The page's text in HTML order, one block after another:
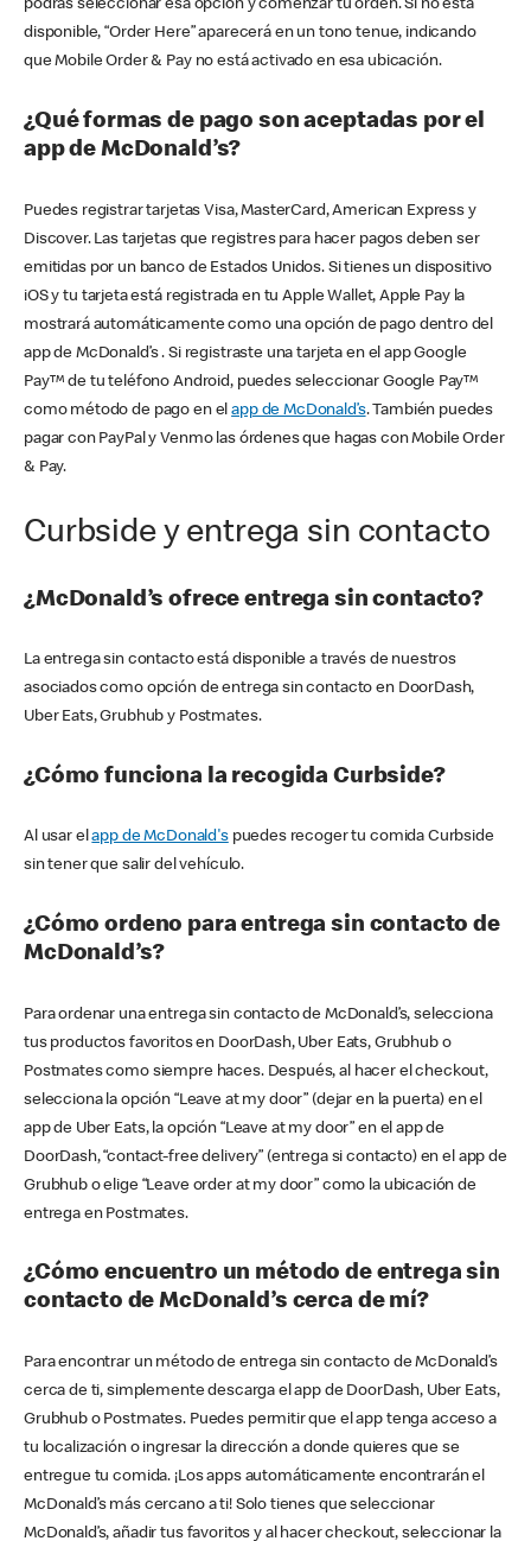
podrás seleccionar esa opción y comenzar tu orden. Si no está
disponible, “Order Here” aparecerá en un tono tenue, indicando
que Mobile Order & Pay no está activado en esa ubicación.
¿Qué formas de pago son aceptadas por el
app de McDonald’s?
Puedes registrar tarjetas Visa, MasterCard, American Express y
Discover. Las tarjetas que registres para hacer pagos deben ser
emitidas por un banco de Estados Unidos. Si tienes un dispositivo
iOS y tu tarjeta está registrada en tu Apple Wallet, Apple Pay la
mostrará automáticamente como una opción de pago dentro del
app de McDonald’s . Si registraste una tarjeta en el app Google
Pay™ de tu teléfono Android, puedes seleccionar Google Pay™
como método de pago en elapp de McDonald’s. También puedes
pagar con PayPal y Venmo las órdenes que hagas con Mobile Order
& Pay.
Curbside y entrega sin contacto
¿McDonald’s ofrece entrega sin contacto?
La entrega sin contacto está disponible a través de nuestros
asociados como opción de entrega sin contacto en DoorDash,
Uber Eats, Grubhub y Postmates.
¿Cómo funciona la recogida Curbside?
Al usar elapp de McDonald'spuedes recoger tu comida Curbside
sin tener que salir del vehículo.
¿Cómo ordeno para entrega sin contacto de
McDonald’s?
Para ordenar una entrega sin contacto de McDonald’s, selecciona
tus productos favoritos en DoorDash, Uber Eats, Grubhub o
Postmates como siempre haces. Después, al hacer el checkout,
selecciona la opción “Leave at my door” (dejar en la puerta) en el
app de Uber Eats, la opción “Leave at my door” en el app de
DoorDash, “contact-free delivery” (entrega si contacto) en el app de
Grubhub o elige “Leave order at my door” como la ubicación de
entrega en Postmates.
¿Cómo encuentro un método de entrega sin
contacto de McDonald’s cerca de mí?
Para encontrar un método de entrega sin contacto de McDonald’s
cerca de ti, simplemente descarga el app de DoorDash, Uber Eats,
Grubhub o Postmates. Puedes permitir que el app tenga acceso a
tu localización o ingresar la dirección a donde quieres que se
entregue tu comida. ¡Los apps automáticamente encontrarán el
McDonald’s más cercano a ti! Solo tienes que seleccionar
McDonald’s, añadir tus favoritos y al hacer checkout, seleccionar la